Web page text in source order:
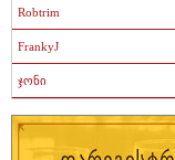
Robtrim
FrankyJ
ჯონი